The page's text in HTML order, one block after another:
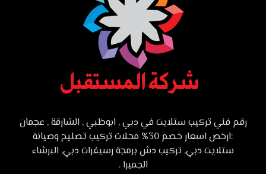
رقم فني تركيب ستلايت في دبي , ابوظبي , الشارقة , عجمان
:ارخص اسعار خصم 30% محلات تركيب تصليح وصيانة
ستلايت دبي, تركيب دش برمجة رسيفرات دبي, البرشاء
الجميرا .